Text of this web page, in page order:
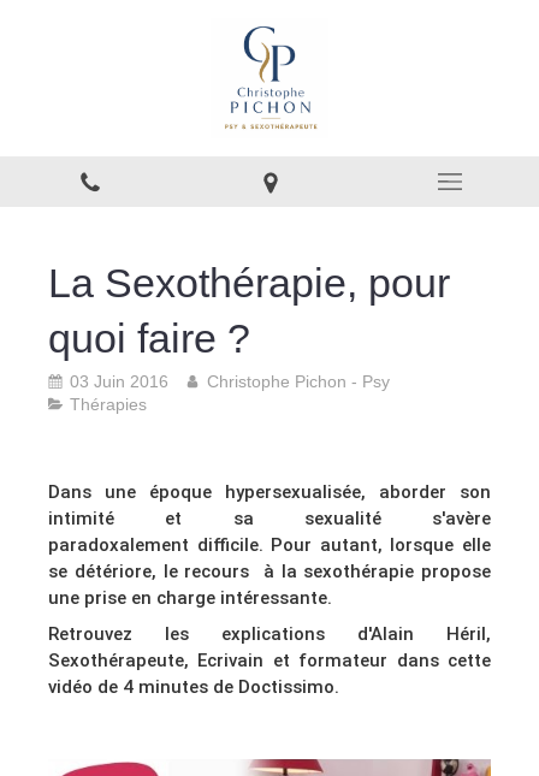
La Sexothérapie, pour
quoi faire ?
03 Juin 2016
Christophe Pichon - Psy
Thérapies
Dans une époque hypersexualisée, aborder son
intimité et sa sexualité s'avère
paradoxalement difficile. Pour autant, lorsque elle
se détériore, le recours à la sexothérapie propose
une prise en charge intéressante.
Retrouvez les explications d'Alain Héril,
Sexothérapeute, Ecrivain et formateur dans cette
vidéo de 4 minutes de Doctissimo.